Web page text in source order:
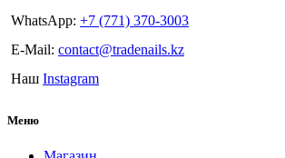
WhatsApp: +7 (771) 370-3003
E-Mail: contact@tradenails.kz
Наш Instagram
Меню